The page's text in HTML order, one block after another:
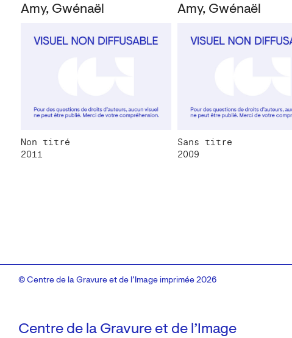
Amy, Gwénaël
Non titré
2011
Amy, Gwénaël
Sans titre
2009
Centre de la Gravure et de l’Image
© Centre de la Gravure et de l’Image imprimée 2026